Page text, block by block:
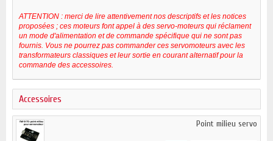
ATTENTION : merci de lire attentivement nos descriptifs et les notices
proposées ; ces moteurs font appel à des servo-moteurs qui réclament
un mode d'alimentation et de commande spécifique qui ne sont pas
fournis. Vous ne pourrez pas commander ces servomoteurs avec les
transformateurs classiques et leur sortie en courant alternatif pour la
commande des accessoires.
Accessoires
Point milieu servo